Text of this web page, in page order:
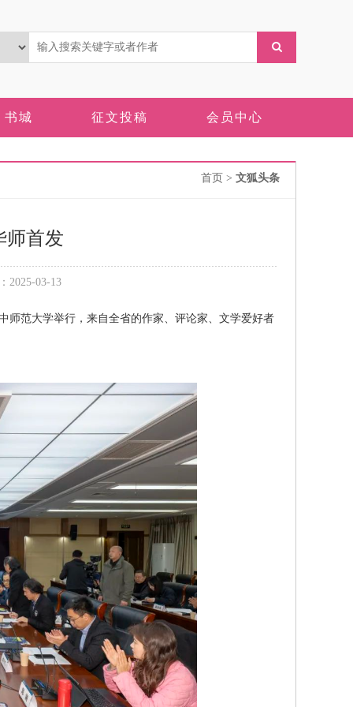
书城 征文投稿 会员中心
首页 > 文狐头条
师首发
03-13
范大学举行，来自全省的作家、评论家、文学爱好者